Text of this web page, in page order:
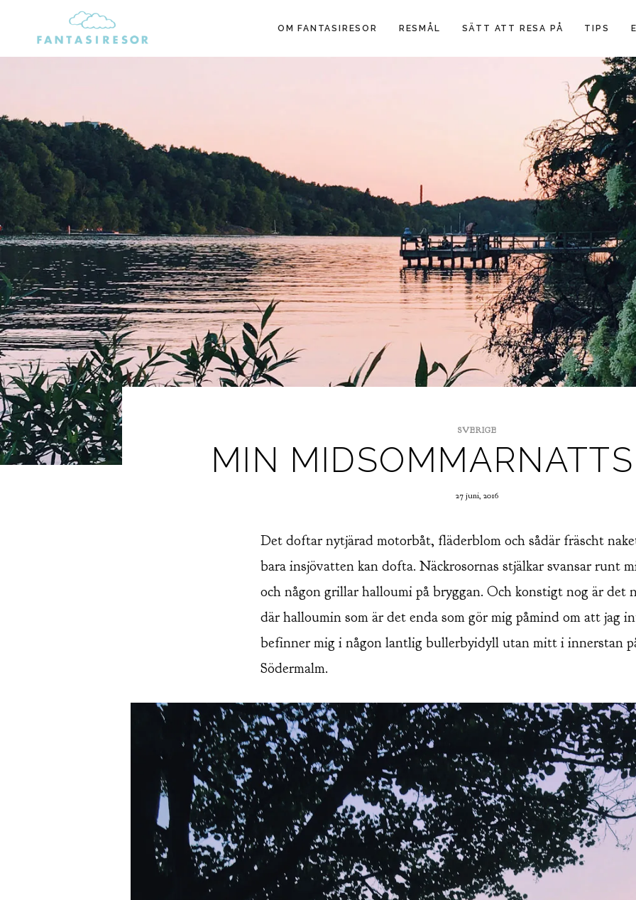
FANTASIRESOR
Reseblogg, reseguider & resdrömmar
OM FANTASIRESOR RESMÅL SÄTT ATT RESA PÅ TIPS
MIN
SVERIGE
27 juni, 2016
Det doftar nytjärad motorbåt, fläderblom och sådär fräscht
bara insjövatten kan dofta. Näckrosornas stjälkar svansar runt
och någon grillar halloumi på bryggan. Och konstigt nog är det
där halloumin som är det enda som gör mig påmind om att jag
befinner mig i någon lantlig bullerbyidyll utan mitt i innerstan
Södermalm.